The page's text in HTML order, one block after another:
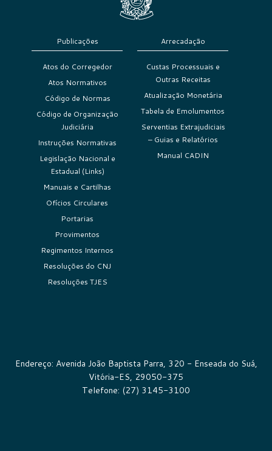
Publicações
Atos do Corregedor
Atos Normativos
Código de Normas
Código de Organização
Judiciária
Instruções Normativas
Legislação Nacional e
Estadual (Links)
Manuais e Cartilhas
Ofícios Circulares
Portarias
Provimentos
Regimentos Internos
Resoluções do CNJ
Resoluções TJES
Arrecadação
Custas Processuais e
Outras Receitas
Atualização Monetária
Tabela de Emolumentos
Serventias Extrajudiciais
– Guias e Relatórios
Manual CADIN
Endereço: Avenida João Baptista Parra, 320 - Enseada do Suá,
Vitória-ES, 29050-375
Telefone: (27) 3145-3100